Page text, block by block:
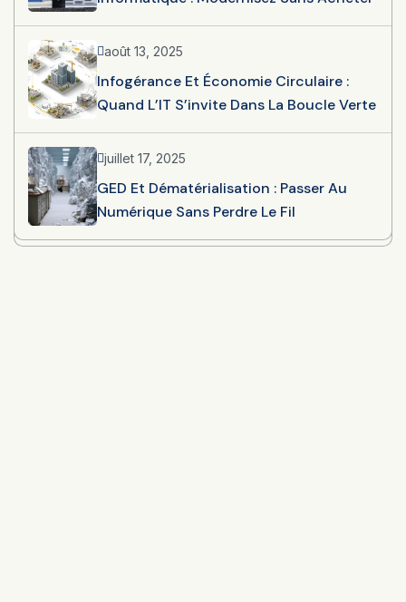
août 13, 2025
Infogérance Et Économie Circulaire :
Quand L’IT S’invite Dans La Boucle Verte
juillet 17, 2025
GED Et Dématérialisation : Passer Au
Numérique Sans Perdre Le Fil